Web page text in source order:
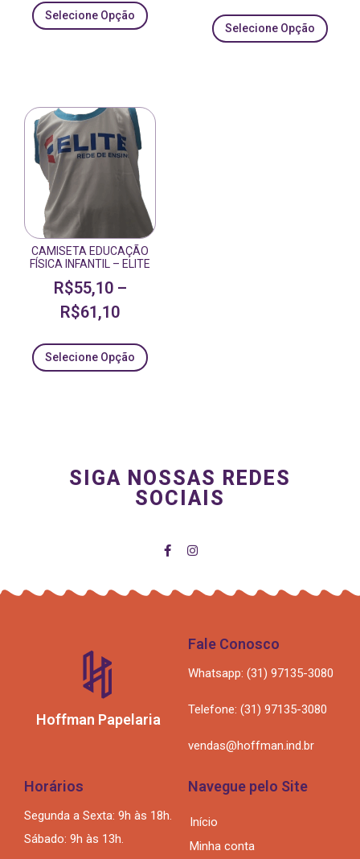
Selecione Opção
Selecione Opção
CAMISETA EDUCAÇÃO
FÍSICA INFANTIL – ELITE
R$55,10–
R$61,10
Selecione Opção
SIGA NOSSAS REDES
SOCIAIS
Hoffman Papelaria
Fale Conosco
Whatsapp: (31) 97135-3080
Telefone: (31) 97135-3080
vendas@hoffman.ind.br
Horários
Segunda a Sexta: 9h às 18h.
Sábado: 9h às 13h.
Navegue pelo Site
Início
Minha conta